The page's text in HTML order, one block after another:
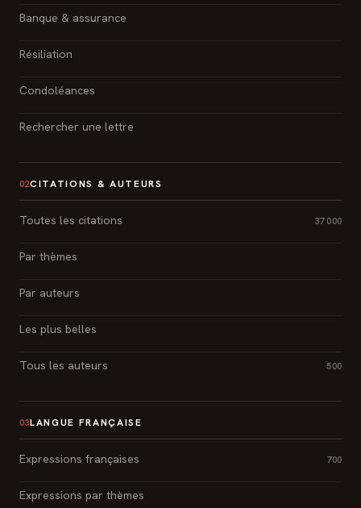
Banque & assurance
Résiliation
Condoléances
Rechercher une lettre
02CITATIONS & AUTEURS
Toutes les citations 37 000
Par thèmes
Par auteurs
Les plus belles
Tous les auteurs 500
03LANGUE FRANÇAISE
Expressions françaises 700
Expressions par thèmes